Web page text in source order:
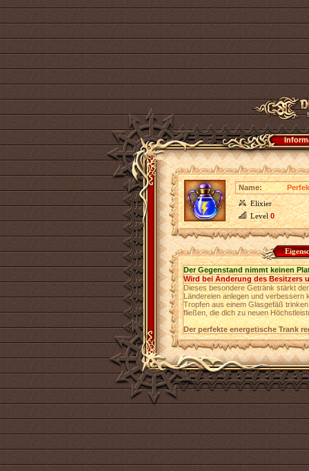
Name:
Elixier
Level0
Der Gegenstand nimmt keinen
Wird bei Änderung des Besitzers
Dieses besondere Getränk stärkt
Ländereien anlegen und verbessern
Tropfen aus einem Glasgefäß
fließen, die dich zu neuen
Der perfekte energetische Trank